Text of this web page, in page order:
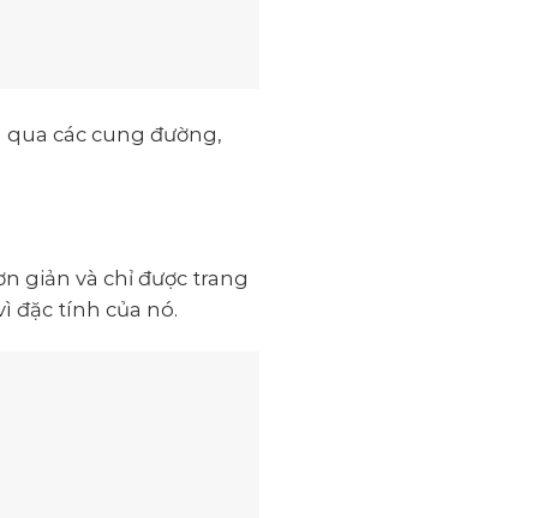
qua các cung đường,
giản và chỉ được trang
đặc tính của nó.